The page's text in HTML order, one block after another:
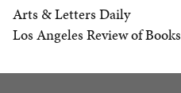
Arts & Letters Daily
Los Angeles Review of Books